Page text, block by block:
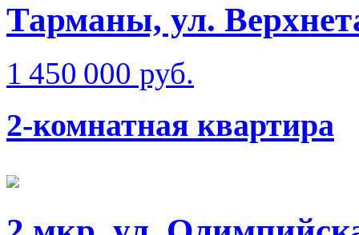
Тарманы, ул.
1 450 000 руб.
2-комнатная квартира